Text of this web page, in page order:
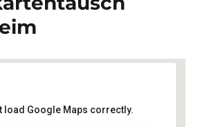
in
load Google Maps correctly.